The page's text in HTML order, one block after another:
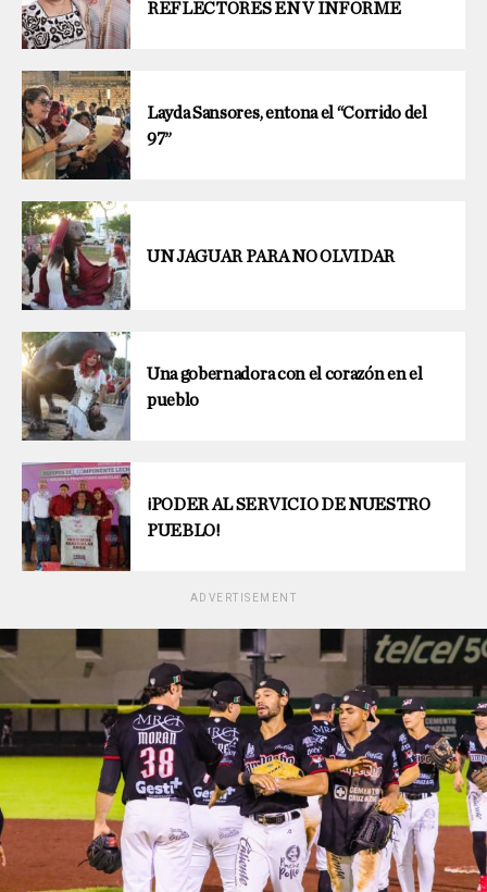
REFLECTORES EN V INFORME
Layda Sansores, entona el “Corrido del
97”
UN JAGUAR PARA NO OLVIDAR
Una gobernadora con el corazón en el
pueblo
¡PODER AL SERVICIO DE NUESTRO
PUEBLO!
ADVERTISEMENT